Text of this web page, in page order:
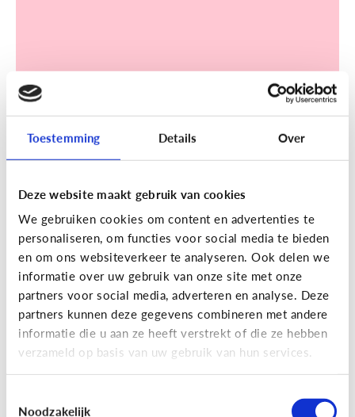
Toestemming Details Over
Deze website maakt gebruik van cookies
We gebruiken cookies om content en advertenties te
personaliseren, om functies voor social media te bieden
en om ons websiteverkeer te analyseren. Ook delen we
informatie over uw gebruik van onze site met onze
partners voor social media, adverteren en analyse. Deze
partners kunnen deze gegevens combineren met andere
informatie die u aan ze heeft verstrekt of die ze hebben
verzameld op basis van uw gebruik van hun services.
Noodzakelijk
[Klik & Print]Een account
aanmaken op TikTok? Doe de
TikTok check!
Ontdek de checklist!